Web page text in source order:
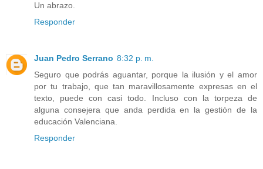
Un abrazo.
Responder
Juan Pedro Serrano 8:32 p. m.
Seguro que podrás aguantar, porque la ilusión y el amor
por tu trabajo, que tan maravillosamente expresas en el
texto, puede con casi todo. Incluso con la torpeza de
alguna consejera que anda perdida en la gestión de la
educación Valenciana.
Responder